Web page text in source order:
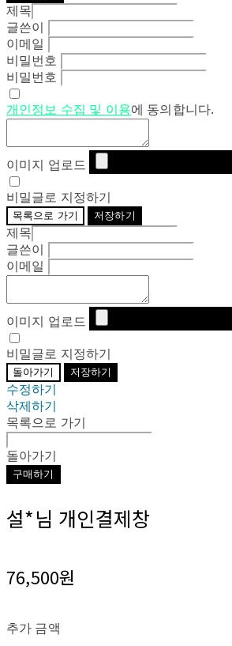
제목
글쓴이
이메일
비밀번호
비밀번호
개인정보 수집 및 이용에 동의합니다.
이미지 업로드
비밀글로 지정하기
목록으로 가기 저장하기
제목
글쓴이
이메일
이미지 업로드
비밀글로 지정하기
돌아가기 저장하기
수정하기
삭제하기
목록으로 가기
돌아가기
구매하기
설*님 개인결제창
76,500원
추가 금액